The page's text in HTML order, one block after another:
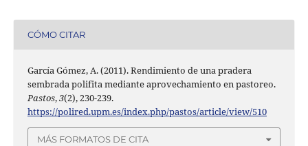
CÓMO CITAR
García Gómez, A. (2011). Rendimiento de una pradera
sembrada polifita mediante aprovechamiento en pastoreo.
Pastos,3(2), 230-239.
https://polired.upm.es/index.php/pastos/article/view/510
MÁS FORMATOS DE CITA